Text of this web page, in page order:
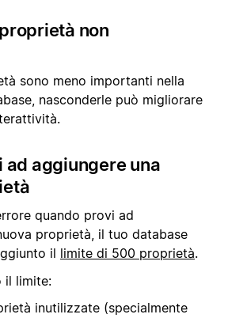
non
sono meno importanti nella
nasconderle può migliorare
ad aggiungere una
quando provi ad
proprietà, il tuo database
il limite di 500 proprietà.
il limite:
inutilizzate (specialmente